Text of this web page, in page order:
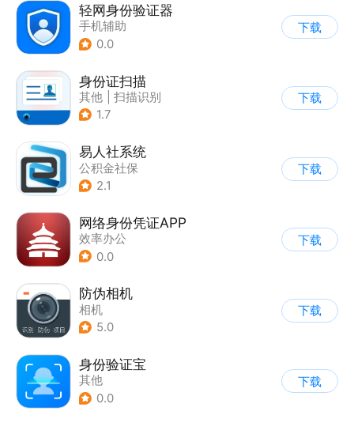
轻网身份验证器
手机辅助
0.0
下载
身份证扫描
其他
扫描识别
1.7
下载
易人社系统
公积金社保
2.1
下载
网络身份凭证APP
效率办公
0.0
下载
防伪相机
相机
5.0
下载
身份验证宝
其他
0.0
下载